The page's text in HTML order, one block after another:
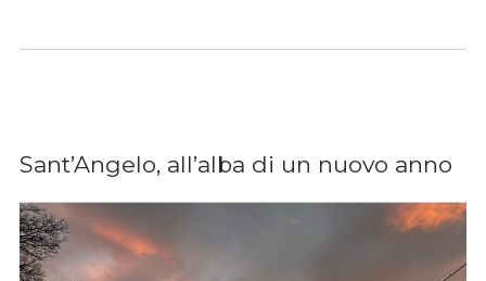
Sant’Angelo, all’alba di un nuovo anno